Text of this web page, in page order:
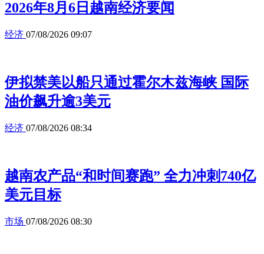
2026年8月6日越南经济要闻
经济 07/08/2026 09:07
伊拟禁美以船只通过霍尔木兹海峡 国际
油价飙升逾3美元
经济 07/08/2026 08:34
越南农产品“和时间赛跑” 全力冲刺740亿
美元目标
市场 07/08/2026 08:30